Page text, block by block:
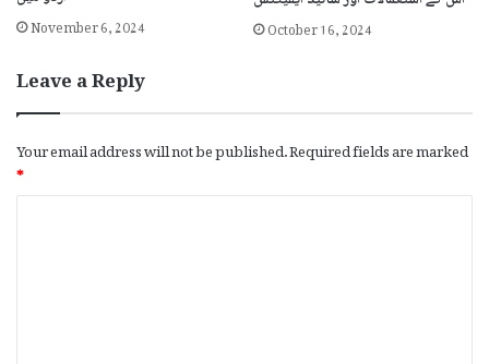
November 6, 2024 October 16, 2024
Leave a Reply
Your email address will not be published.Required fields are marked
*